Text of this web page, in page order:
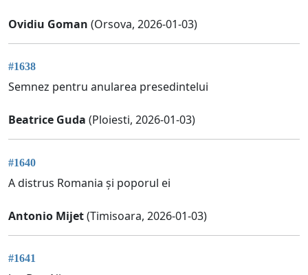
Ovidiu Goman (Orsova, 2026-01-03)
#1638
Semnez pentru anularea presedintelui
Beatrice Guda (Ploiesti, 2026-01-03)
#1640
A distrus Romania și poporul ei
Antonio Mijet(Timisoara, 2026-01-03)
#1641